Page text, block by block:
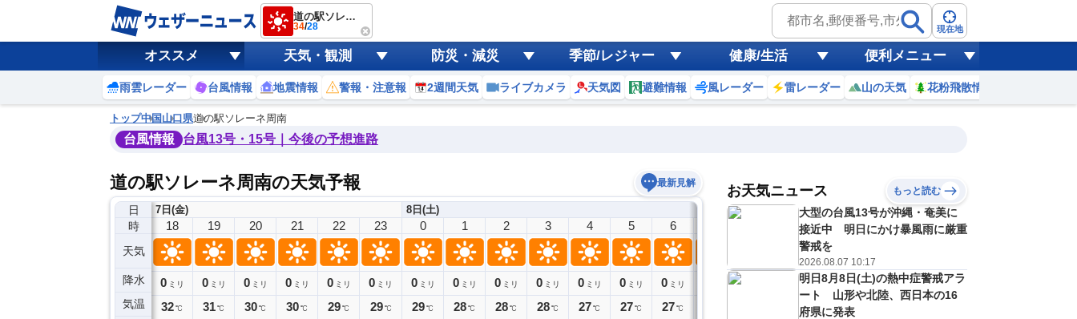
道の駅ソレーネ周南
34/28 現在地
オススメ 天気・観測 防災・減災 季節/レジャー 健康/生活 便利メニュー
雨雲レーダー 台風情報 地震情報 警報・注意報 2週間天気 ライブカメラ 天気図 避難情報 風レーダー 雷レーダー 山の天気 花粉飛散情報
トップ中国 山口県道の駅ソレーネ周南
台風情報 台風13号・15号｜今後の予想進路
道の駅ソレーネ周南の天気予報 最新見解
日
時
天気
降水
気温
7日(金)
17
0ミリ
33℃
18
0 ミリ
32℃
19
0 ミリ
31℃
20
0 ミリ
30℃
21
0 ミリ
30℃
22
0 ミリ
29℃
23
0 ミリ
29 ℃
8日(土)
0
0 ミリ
29℃
1
0 ミリ
28℃
2
0 ミリ
28℃
3
0 ミリ
28℃
4
0 ミリ
27℃
5
0 ミリ
27℃
6
0 ミリ
27℃
9
ミリ
℃
10
0ミリ
33 ℃
11
0 ミリ
12
0ミリ
13
0ミリ
お天気ニュース もっと読む
大型の台風13号が沖縄・奄美に
接近中 明日にかけ暴風雨に厳重
警戒を
2026.08.07 10:17
明日8月8日(土)の熱中症警戒アラ
ート 山形や北陸、西日本の16
府県に発表